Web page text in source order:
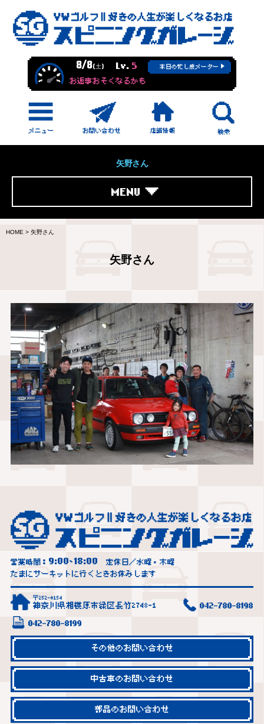
8/8(土) Lv. 5 本日の忙し度メーター
お返事おそくなるかも
矢野さん
MENU
HOME > 矢野さん
矢野さん
営業時間： 9:00~18:00
定休日／水曜・木曜
たまにサーキットに行くときお休みします
〒252-0154
神奈川県相模原市緑区長竹2748-1 042-780-8198
042-780-8199
その他のお問い合わせ
中古車のお問い合わせ
部品のお問い合わせ